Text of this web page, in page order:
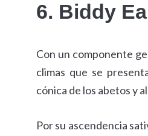
6. Biddy
Con un componente
climas que se
cónica de los abetos y
Por su ascendencia